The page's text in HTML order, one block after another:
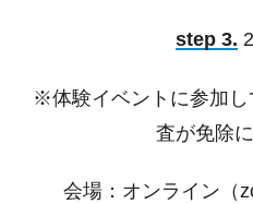
step 3. 2
※体験イベントに参加
査が免除
会場：オンライン（